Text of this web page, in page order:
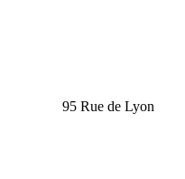
95 Rue de Lyon